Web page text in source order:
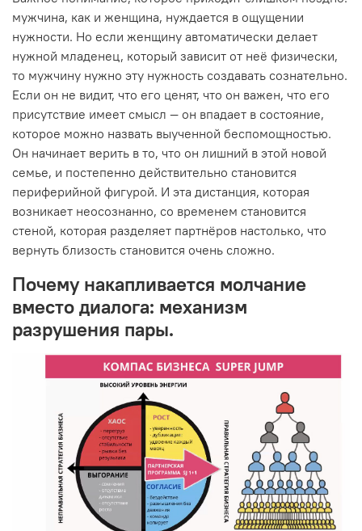
мужчина, как и женщина, нуждается в ощущении
нужности. Но если женщину автоматически делает
нужной младенец, который зависит от неё физически,
то мужчину нужно эту нужность создавать сознательно.
Если он не видит, что его ценят, что он важен, что его
присутствие имеет смысл — он впадает в состояние,
которое можно назвать выученной беспомощностью.
Он начинает верить в то, что он лишний в этой новой
семье, и постепенно действительно становится
периферийной фигурой. И эта дистанция, которая
возникает неосознанно, со временем становится
стеной, которая разделяет партнёров настолько, что
вернуть близость становится очень сложно.
Почему накапливается молчание
вместо диалога: механизм
разрушения пары.